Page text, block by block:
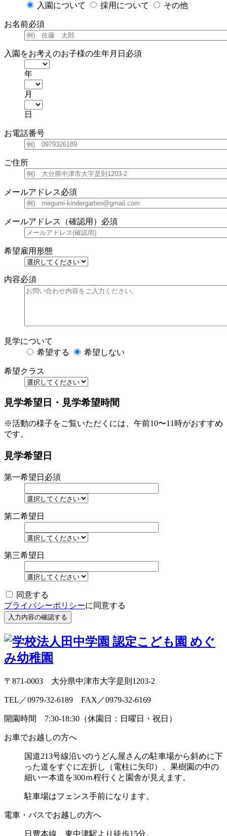
入園について
採用について その他
お名前必須
入園をお考えのお子様の生年月日 必須
年
月
日
お電話番号
ご住所
メールアドレス必須
メールアドレス（確認用） 必須
希望雇用形態
内容必須
見学について
希望する
希望しない
希望クラス
見学希望日・見学希望時間
※活動の様子をご覧いただくには、午前10〜11時がおすすめ
です。
見学希望日
第一希望日 必須
第二希望日
第三希望日
同意する
プライバシーポリシーに同意する
〒871-0003 大分県中津市大字是則1203-2
TEL／0979-32-6189 FAX／0979-32-6169
開園時間 7:30-18:30（休園日：日曜日・祝日）
お車でお越しの方へ
国道213号線沿いのうどん屋さんの駐車場から斜めに下
った道をすぐに左折し（電柱に矢印）、 果樹園の中の
細い一本道を300ｍ程行くと園舎が見えます。
駐車場はフェンス手前になります。
電車・バスでお越しの方へ
日豊本線 東中津駅より徒歩15分。